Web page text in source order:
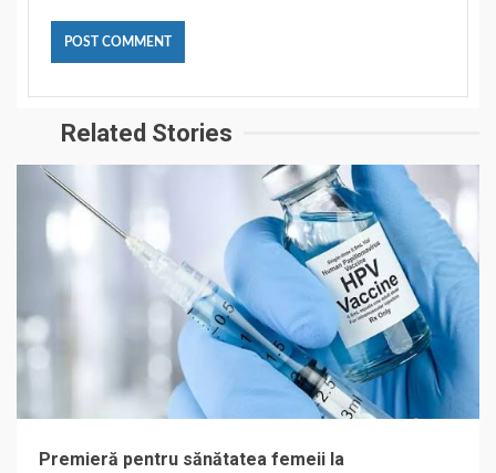
Related Stories
Premieră pentru sănătatea femeii la